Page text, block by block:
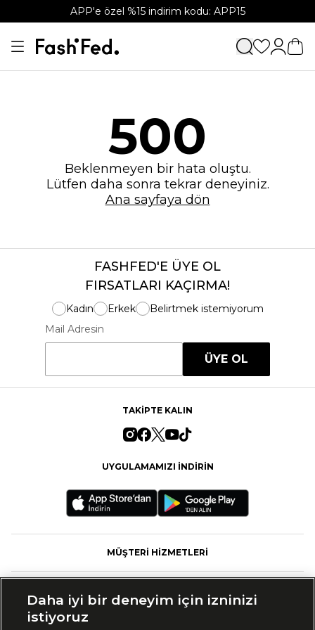
APP'e özel %15 indirim kodu: APP15
500
Beklenmeyen bir hata oluştu.
Lütfen daha sonra tekrar deneyiniz.
Ana sayfaya dön
FASHFED'E ÜYE OL
FIRSATLARI KAÇIRMA!
Kadın Erkek
Belirtmek istemiyorum
Mail Adresin
ÜYE OL
TAKİPTE KALIN
UYGULAMAMIZI İNDİRİN
MÜŞTERİ HİZMETLERİ
Daha iyi bir deneyim için izninizi
istiyoruz